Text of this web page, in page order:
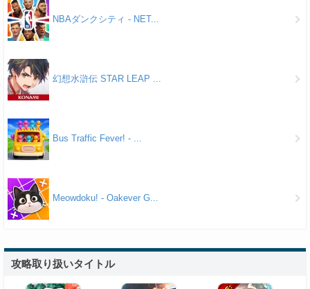
NBAダンクシティ - NET...
幻想水滸伝 STAR LEAP ...
Bus Traffic Fever! - ...
Meowdoku! - Oakever G...
攻略取り扱いタイトル